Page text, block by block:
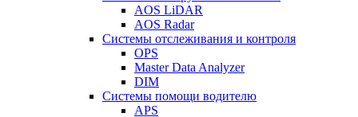
AOS LiDAR
AOS Radar
Системы отслеживания и контроля
OPS
Master Data Analyzer
DIM
Системы помощи водителю
APS